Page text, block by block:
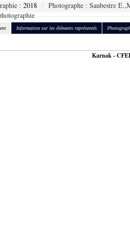
: 2018
Photographe : Saubestre
Information sur les éléments représentés